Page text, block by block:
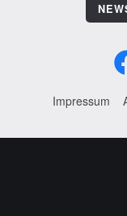
Impressum